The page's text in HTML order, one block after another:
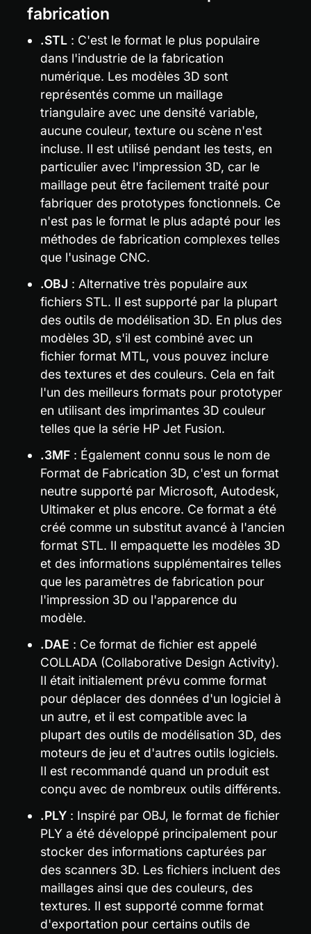
fabrication
.STL : C'est le format le plus populaire
dans l'industrie de la fabrication
numérique. Les modèles 3D sont
représentés comme un maillage
triangulaire avec une densité variable,
aucune couleur, texture ou scène n'est
incluse. Il est utilisé pendant les tests, en
particulier avec l'impression 3D, car le
maillage peut être facilement traité pour
fabriquer des prototypes fonctionnels. Ce
n'est pas le format le plus adapté pour les
méthodes de fabrication complexes telles
que l'usinage CNC.
.OBJ : Alternative très populaire aux
fichiers STL. Il est supporté par la plupart
des outils de modélisation 3D. En plus des
modèles 3D, s'il est combiné avec un
fichier format MTL, vous pouvez inclure
des textures et des couleurs. Cela en fait
l'un des meilleurs formats pour prototyper
en utilisant des imprimantes 3D couleur
telles que la série HP Jet Fusion.
.3MF : Également connu sous le nom de
Format de Fabrication 3D, c'est un format
neutre supporté par Microsoft, Autodesk,
Ultimaker et plus encore. Ce format a été
créé comme un substitut avancé à l'ancien
format STL. Il empaquette les modèles 3D
et des informations supplémentaires telles
que les paramètres de fabrication pour
l'impression 3D ou l'apparence du
modèle.
.DAE : Ce format de fichier est appelé
COLLADA (Collaborative Design Activity).
Il était initialement prévu comme format
pour déplacer des données d'un logiciel à
un autre, et il est compatible avec la
plupart des outils de modélisation 3D, des
moteurs de jeu et d'autres outils logiciels.
Il est recommandé quand un produit est
conçu avec de nombreux outils différents.
.PLY : Inspiré par OBJ, le format de fichier
PLY a été développé principalement pour
stocker des informations capturées par
des scanners 3D. Les fichiers incluent des
maillages ainsi que des couleurs, des
textures. Il est supporté comme format
d'exportation pour certains outils de